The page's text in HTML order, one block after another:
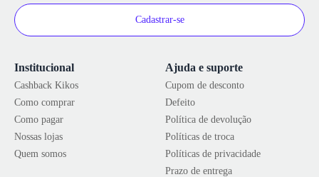
Institucional
Cashback Kikos
Como comprar
Como pagar
Nossas lojas
Quem somos
Ajuda e suporte
Cupom de desconto
Defeito
Política de devolução
Políticas de troca
Políticas de privacidade
Prazo de entrega
Cadastrar-se